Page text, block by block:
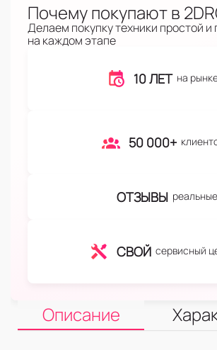
Почему покупают в
Делаем покупку техники простой и
на каждом этапе
10 ЛЕТ на
50 000+
ОТЗЫВЫ реальные
СВОЙ сервисный
Описание